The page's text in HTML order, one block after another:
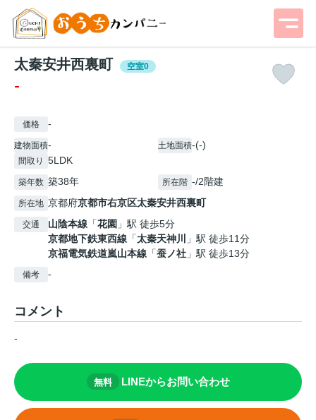
太秦安井西裏町 空室0
-
価格 -
建物面積- 土地面積-(-)
間取り 5LDK
築年数 築38年 所在階 -/2階建
所在地 京都府京都市右京区太秦安井西裏町
交通 山陰本線 「花園 」駅 徒歩5分
京都地下鉄東西線 「太秦天神川
」駅 徒歩11分
京福電気鉄道嵐山本線 「蚕ノ社 」駅 徒歩13分
備考 -
コメント
-
無料 LINEからお問い合わせ